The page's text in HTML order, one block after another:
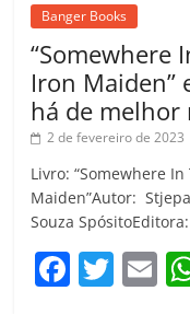
Banger Books
“Somewhere
Iron Maiden”
há de
2 de fevereiro de 2023
Livro: “Somewhere
Maiden”Autor:
Souza
F T E